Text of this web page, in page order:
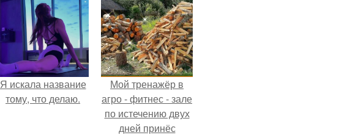
Я искала название
тому, что делаю.
Мой тренажёр в
агро - фитнес - зале
по истечению двух
дней принёс